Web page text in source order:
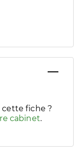
besoins
cette fiche ?
cabinet.